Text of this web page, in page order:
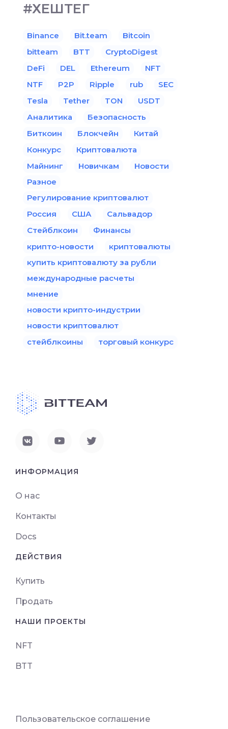
#ХЕШТЕГ
Binance Bit.team
Bitcoin
bitteam
BTT
CryptoDigest
DeFi
DEL Ethereum
NFT
NTF
P2P Ripple rub
SEC
Tesla
Tether TON
USDT
Аналитика
Безопасность
Биткоин
Блокчейн
Китай
Конкурс
Криптовалюта
Майнинг
Новичкам
Новости
Разное
Регулирование криптовалют
Россия
США
Сальвадор
Стейблкоин
Финансы
крипто-новости
криптовалюты
купить криптовалюту за рубли
международные расчеты
мнение
новости крипто-индустрии
новости криптовалют
стейблкоины
торговый конкурс
ИНФОРМАЦИЯ
О нас
Контакты
Docs
ДЕЙСТВИЯ
Купить
Продать
НАШИ ПРОЕКТЫ
NFT
BTT
Пользовательское соглашение